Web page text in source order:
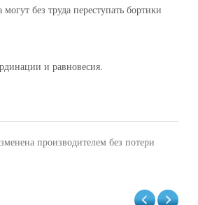
без труда переступать бортики
и равновесия.
производителем без потери